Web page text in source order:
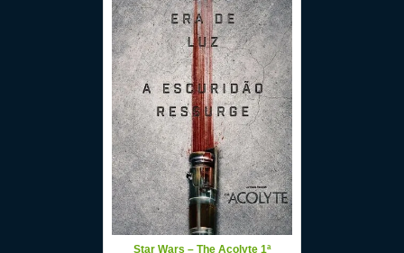
Star Wars – The Acolyte 1ª